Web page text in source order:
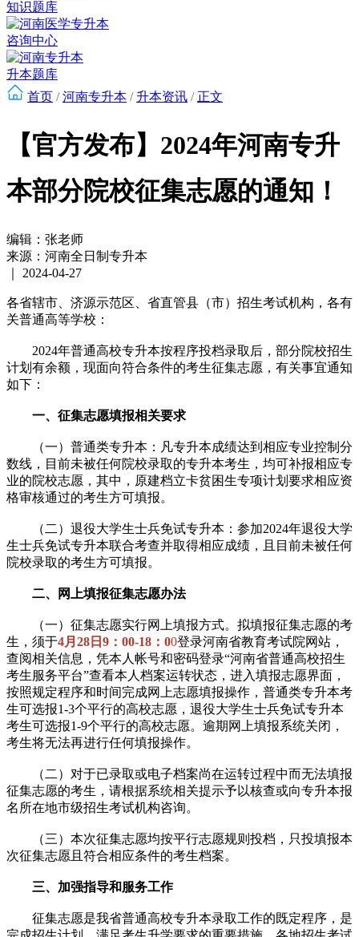
知识题库
咨询中心
升本题库
首页 / 河南专升本 / 升本资讯 / 正文
【官方发布】2024年河南专升
本部分院校征集志愿的通知！
编辑：张老师
来源：河南全日制专升本
2024-04-27
各省辖市、济源示范区、省直管县（市）招生考试机构，各有
关普通高等学校：
2024年普通高校专升本按程序投档录取后，部分院校招生
计划有余额，现面向符合条件的考生征集志愿，有关事宜通知
如下：
一、征集志愿填报相关要求
（一）普通类专升本：凡专升本成绩达到相应专业控制分
数线，目前未被任何院校录取的专升本考生，均可补报相应专
业的院校志愿，其中，原建档立卡贫困生专项计划要求相应资
格审核通过的考生方可填报。
（二）退役大学生士兵免试专升本：参加2024年退役大学
生士兵免试专升本联合考查并取得相应成绩，且目前未被任何
院校录取的考生方可填报。
二、网上填报征集志愿办法
（一）征集志愿实行网上填报方式。拟填报征集志愿的考
生，须于4月28日9：00-18：00登录河南省教育考试院网站，
查阅相关信息，凭本人帐号和密码登录“河南省普通高校招生
考生服务平台”查看本人档案运转状态，进入填报志愿界面，
按照规定程序和时间完成网上志愿填报操作，普通类专升本考
生可选报1-3个平行的高校志愿，退役大学生士兵免试专升本
考生可选报1-9个平行的高校志愿。逾期网上填报系统关闭，
考生将无法再进行任何填报操作。
（二）对于已录取或电子档案尚在运转过程中而无法填报
征集志愿的考生，请根据系统相关提示予以核查或向专升本报
名所在地市级招生考试机构咨询。
（三）本次征集志愿均按平行志愿规则投档，只投填报本
次征集志愿且符合相应条件的考生档案。
三、加强指导和服务工作
征集志愿是我省普通高校专升本录取工作的既定程序，是